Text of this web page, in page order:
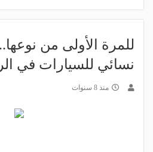
للمرة الأولى من
نسائي للسيارات في
منذ 8 سنوات